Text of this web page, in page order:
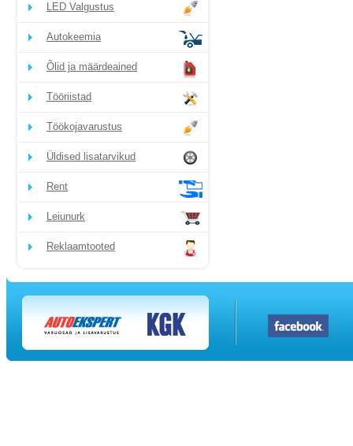
LED Valgustus
Autokeemia
Õlid ja määrdeained
Tööriistad
Töökojavarustus
Üldised lisatarvikud
Rent
Leiunurk
Reklaamtooted